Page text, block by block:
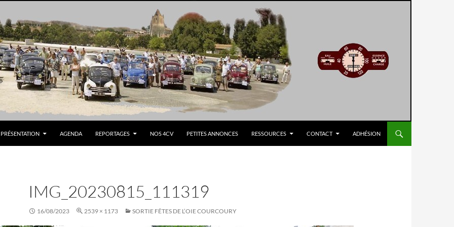
PRÉSENTATION AGENDA REPORTAGES NOS 4CV PETITES ANNONCES RESSOURCES CONTACT ADHÉSION
IMG_20230815_111319
16/08/2023 2539 × 1173 SORTIE FÊTES DE L’OIE COURCOURY